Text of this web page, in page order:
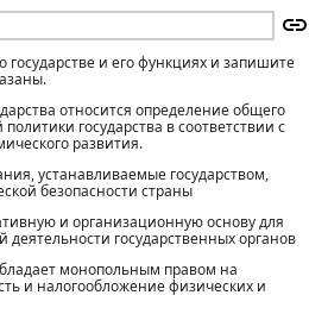
и его функциях и запишите
относится определение общего
государства в соответствии с
развития.
устанавливаемые государством,
безопасности страны
и организационную основу для
государственных органов
монопольным правом на
и налогообложение физических и